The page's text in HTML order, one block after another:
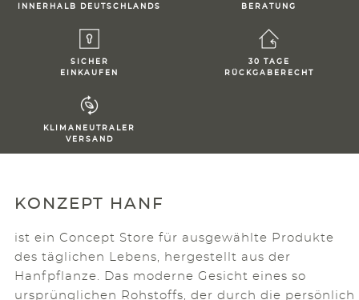
INNERHALB DEUTSCHLANDS
BERATUNG
SICHER
EINKAUFEN
30 TAGE
RÜCKGABERECHT
KLIMANEUTRALER
VERSAND
KONZEPT HANF
ist ein Concept Store für ausgewählte Produkte
des täglichen Lebens, hergestellt aus der
Hanfpflanze. Das moderne Gesicht eines so
ursprünglichen Rohstoffs, der durch die persönlich